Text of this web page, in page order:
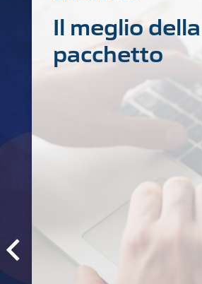
Il meglio
pacchetto